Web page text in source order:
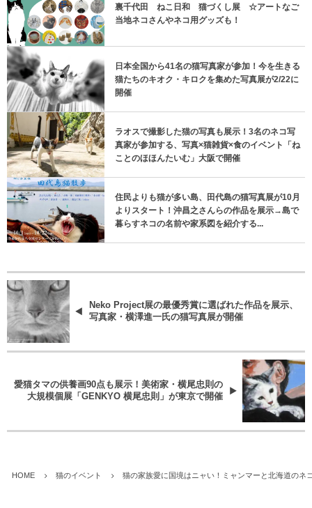
裏千代田 ねこ日和 猫づくし展 ☆アートなご
当地ネコさんやネコ用グッズも！
日本全国から41名の猫写真家が参加！今を生きる
猫たちのキオク・キロクを集めた写真展が2/22に
開催
ラオスで撮影した猫の写真も展示！3名のネコ写
真家が参加する、写真×猫雑貨×食のイベント「ね
ことのほほんたいむ」大阪で開催
住民よりも猫が多い島、田代島の猫写真展が10月
よりスタート！沖昌之さんらの作品を展示→島で
暮らすネコの名前や家系図を紹介する...
Neko Project展の最優秀賞に選ばれた作品を展示、
写真家・横澤進一氏の猫写真展が開催
愛猫タマの供養画90点も展示！美術家・横尾忠則の
大規模個展「GENKYO 横尾忠則」が東京で開催
HOME 猫のイベント 猫の家族愛に国境はニャい！ミャンマーと北海道のネ